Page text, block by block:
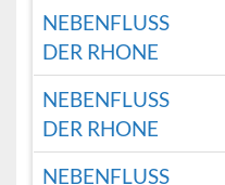
NEBENFLUSS
DER RHONE
NEBENFLUSS
DER RHONE
NEBENFLUSS